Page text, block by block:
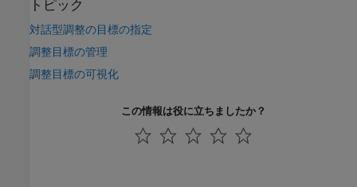
トピック
対話型調整の目標の指定
調整目標の管理
調整目標の可視化
この情報は役に立ちましたか？